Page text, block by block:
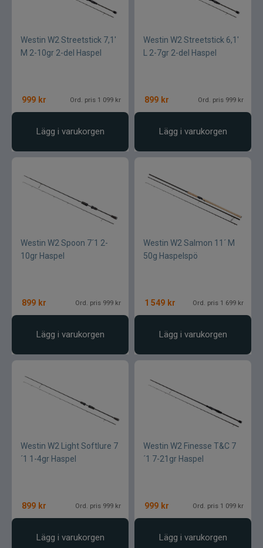
Westin W2 Streetstick 7,1'
M 2-10gr 2-del Haspel
999 kr Ord. pris 1 099 kr
Lägg i varukorgen
Westin W2 Streetstick 6,1'
L 2-7gr 2-del Haspel
899 kr Ord. pris 999 kr
Lägg i varukorgen
Westin W2 Spoon 7´1 2-
10gr Haspel
899 kr Ord. pris 999 kr
Lägg i varukorgen
Westin W2 Salmon 11´ M
50g Haspelspö
1 549 kr Ord. pris 1 699 kr
Lägg i varukorgen
Westin W2 Light Softlure 7
´1 1-4gr Haspel
899 kr Ord. pris 999 kr
Lägg i varukorgen
Westin W2 Finesse T&C 7
´1 7-21gr Haspel
999 kr Ord. pris 1 099 kr
Lägg i varukorgen